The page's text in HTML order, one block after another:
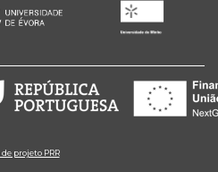
projeto PRR